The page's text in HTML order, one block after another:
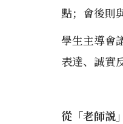
點；會後則
學生主導會
表達、誠實
從「老師説